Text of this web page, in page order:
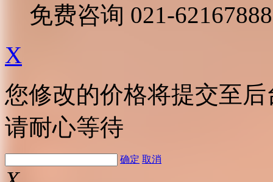
免费咨询 021-62167888
X
您修改的价格将提交至
请耐心等待
确定 取消